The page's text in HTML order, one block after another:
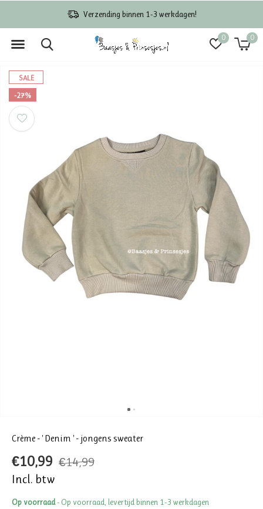
0 0
Verzending binnen 1-3 werkdagen!
SALE
-27%
Crème - ' Denim ' - jongens sweater
€10,99 €14,99
Incl. btw
Op voorraad- Op voorraad, levertijd binnen 1-3 werkdagen